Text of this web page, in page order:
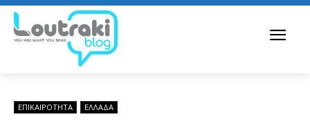
ΕΠΙΚΑΙΡΟΤΗΤΑ ΕΛΛΆΔΑ